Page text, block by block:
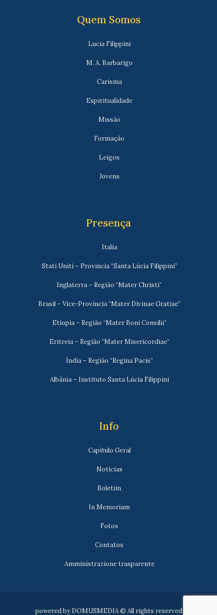
Quem Somos
Lucia Filippini
M. A. Barbarigo
Carisma
Espiritualidade
Missão
Formação
Leigos
Jovens
Presença
Italia
Stati Uniti – Provincia “Santa Lúcia Filippini”
Inglaterra – Região “Mater Christi”
Brasil – Vice-Província “Mater Divinae Gratiae”
Etiopia – Região “Mater Boni Consilii”
Eritreia – Região “Mater Misericordiae”
Índia – Região “Regina Pacis”
Albânia – Instituto Santa Lúcia Filippini
Info
Capítulo Geral
Notícias
Boletim
In Memoriam
Fotos
Contatos
Amministrazione trasparente
powered by DOMUSMEDIA© All rights reserved